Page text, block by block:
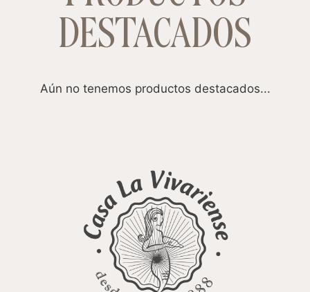
DESTACADOS
Aún no tenemos productos destacados...